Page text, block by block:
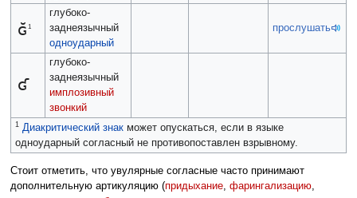
ɢ̆ 1
глубоко-
заднеязычный
одноударный
прослушать
ʛ
глубоко-
заднеязычный
имплозивный
звонкий
1 Диакритический знакможет опускаться, если в языке
одноударный согласный не противопоставлен взрывному.
Стоит отметить, что увулярные согласные часто принимают
дополнительную артикуляцию (придыхание, фарингализацию,